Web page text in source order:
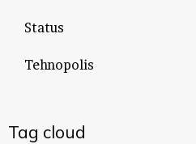
Status
Tehnopolis
Tag cloud